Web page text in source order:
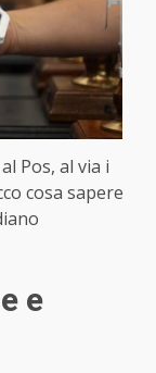
Pos, al via i
cosa sapere
e